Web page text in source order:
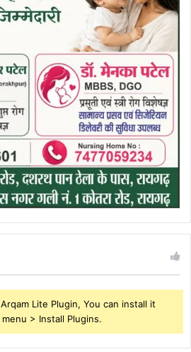
Lite Plugin, You can install it
> Install Plugins.